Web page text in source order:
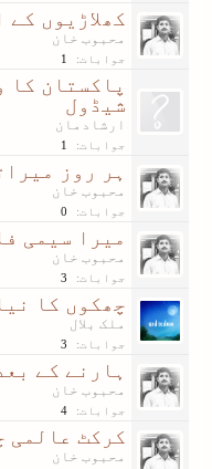
کھلاڑیوں
محبوب خان
جوابات: 1
پاکستان کا
شیڈول
ارشادمان
جوابات: 1
ہر روز
محبوب خان
جوابات: 0
میرا سیمی
محبوب خان
جوابات: 3
چھکوں کا
ملک بلال
جوابات: 3
ہارنے کے
محبوب خان
جوابات: 4
کرکٹ عالمی
محبوب خان